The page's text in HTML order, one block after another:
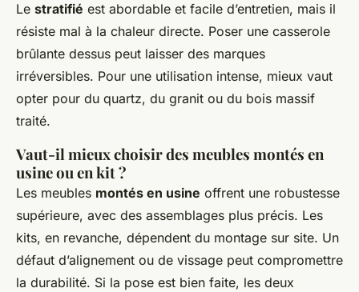
Le stratifié est abordable et facile d’entretien, mais il
résiste mal à la chaleur directe. Poser une casserole
brûlante dessus peut laisser des marques
irréversibles. Pour une utilisation intense, mieux vaut
opter pour du quartz, du granit ou du bois massif
traité.
Vaut-il mieux choisir des meubles montés en
usine ou en kit ?
Les meubles montés en usine offrent une robustesse
supérieure, avec des assemblages plus précis. Les
kits, en revanche, dépendent du montage sur site. Un
défaut d’alignement ou de vissage peut compromettre
la durabilité. Si la pose est bien faite, les deux